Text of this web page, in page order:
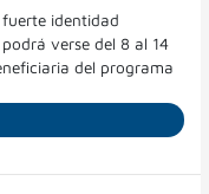
identidad
verse del 8 al 14
del programa